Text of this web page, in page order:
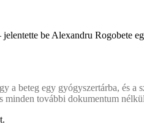
be Alexandru Rogobete
a beteg egy gyógyszertárba, és a
minden további dokumentum